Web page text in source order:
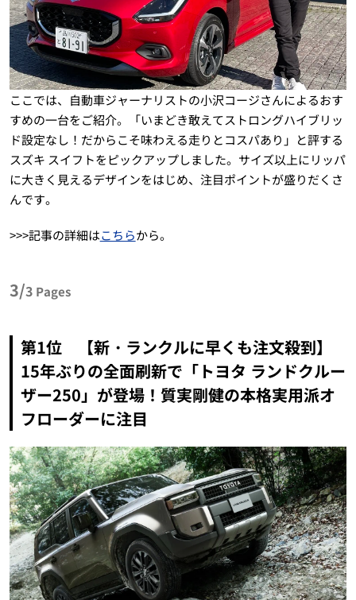
ここでは、自動車ジャーナリストの小沢コージさんによるおす
すめの一台をご紹介。「いまどき敢えてストロングハイブリッ
ド設定なし！だからこそ味わえる走りとコスパあり」と評する
スズキ スイフトをピックアップしました。サイズ以上にリッパ
に大きく見えるデザインをはじめ、注目ポイントが盛りだくさ
んです。
>>>記事の詳細はこちらから。
3/3 Pages
第1位 【新・ランクルに早くも注文殺到】
15年ぶりの全面刷新で「トヨタ ランドクルー
ザー250」が登場！質実剛健の本格実用派オ
フローダーに注目